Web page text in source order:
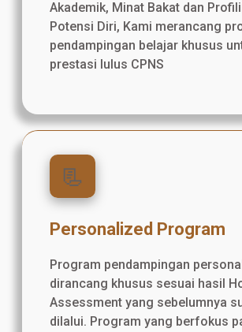
Akademik, Minat Bakat dan
Potensi Diri, Kami merancang
pendampingan belajar khusus
prestasi lulus CPNS
📃
Personalized Program
Program pendampingan
dirancang khusus sesuai hasil
Assessment yang sebelumnya
dilalui. Program yang berfokus